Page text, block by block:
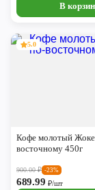
В
5.0
Кофе молотый
восточному 450г
900.00₽ -23%
689.99 ₽/шт